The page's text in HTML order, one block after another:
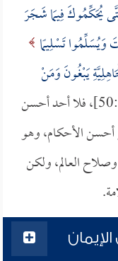
يُحَكِّمُوكَ فِيمَا شَجَرَ
وَيُسَلِّمُوا تَسْلِيمًا
يَبْغُونَ وَمَنْ
[المائدة:50]، فلا أحد أحسن
أحسن الأحكام، وهو
العالم، ولكن